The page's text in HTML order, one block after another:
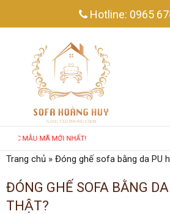
Hotline: 0965
MÃ MỚI NHẤT!
Trang chủ » Đóng ghế sofa bằng da PU
ĐÓNG GHẾ SOFA BẰNG
THẬT?